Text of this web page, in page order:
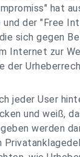
hat
der "Free
sich gegen
Internet zur
der
jeder User
und weiß,
werden